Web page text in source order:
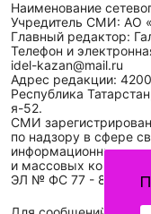
Наименование
Учредитель СМИ: АО
Главный редактор:
Телефон и
idel-kazan@mail.ru
Адрес редакции:
Республика
я-52.
СМИ
по надзору в сфере
информационных
и массовых
ЭЛ № ФС 77 - 89431